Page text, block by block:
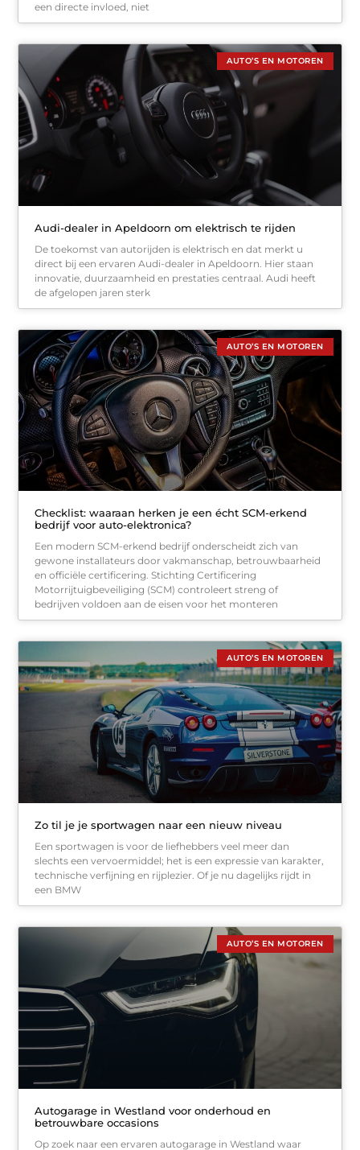
een directe invloed, niet
AUTO’S EN MOTOREN
Audi-dealer in Apeldoorn om elektrisch te rijden
De toekomst van autorijden is elektrisch en dat merkt u
direct bij een ervaren Audi-dealer in Apeldoorn. Hier staan
innovatie, duurzaamheid en prestaties centraal. Audi heeft
de afgelopen jaren sterk
AUTO’S EN MOTOREN
Checklist: waaraan herken je een écht SCM-erkend
bedrijf voor auto-elektronica?
Een modern SCM-erkend bedrijf onderscheidt zich van
gewone installateurs door vakmanschap, betrouwbaarheid
en officiële certificering. Stichting Certificering
Motorrijtuigbeveiliging (SCM) controleert streng of
bedrijven voldoen aan de eisen voor het monteren
AUTO’S EN MOTOREN
Zo til je je sportwagen naar een nieuw niveau
Een sportwagen is voor de liefhebbers veel meer dan
slechts een vervoermiddel; het is een expressie van karakter,
technische verfijning en rijplezier. Of je nu dagelijks rijdt in
een BMW
AUTO’S EN MOTOREN
Autogarage in Westland voor onderhoud en
betrouwbare occasions
Op zoek naar een ervaren autogarage in Westland waar